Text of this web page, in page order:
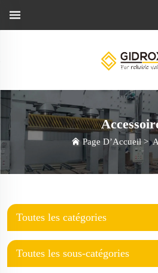
Page D’Accueil >
Toutes les catégories
Toutes les sous-catégories